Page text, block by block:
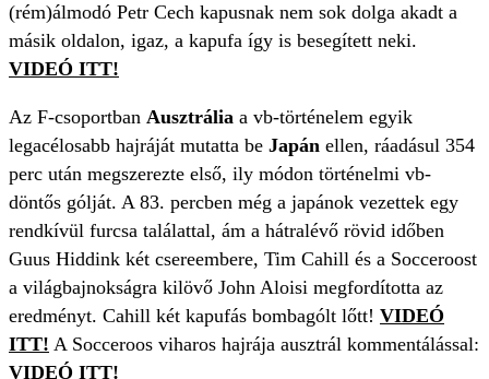
(rém)álmodó Petr Cech kapusnak nem sok dolga akadt a
másik oldalon, igaz, a kapufa így is besegített neki.
VIDEÓ ITT!
Az F-csoportban Ausztrália a vb-történelem egyik
legacélosabb hajráját mutatta be Japán ellen, ráadásul 354
perc után megszerezte első, ily módon történelmi vb-
döntős gólját. A 83. percben még a japánok vezettek egy
rendkívül furcsa találattal, ám a hátralévő rövid időben
Guus Hiddink két csereembere, Tim Cahill és a Socceroost
a világbajnokságra kilövő John Aloisi megfordította az
eredményt. Cahill két kapufás bombagólt lőtt! VIDEÓ
ITT! A Socceroos viharos hajrája ausztrál kommentálással:
VIDEÓ ITT!